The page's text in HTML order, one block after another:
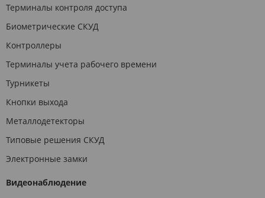
Терминалы контроля доступа
Биометрические СКУД
Контроллеры
Терминалы учета рабочего времени
Турникеты
Кнопки выхода
Металлодетекторы
Типовые решения СКУД
Электронные замки
Видеонаблюдение